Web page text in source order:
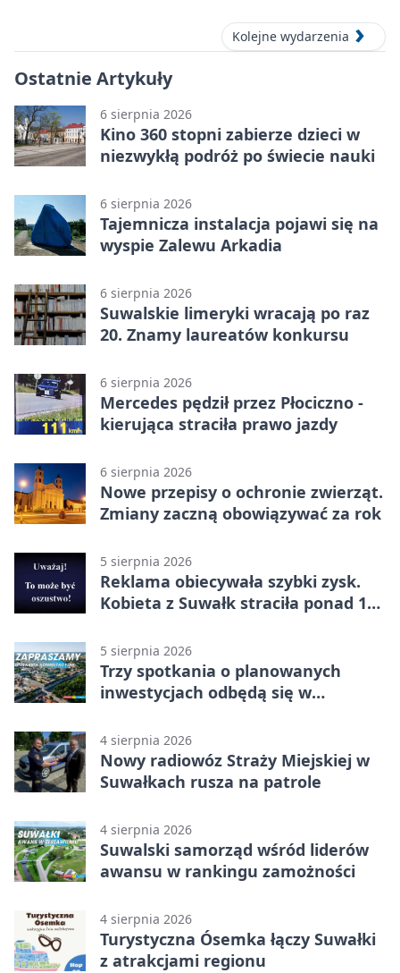
Kolejne wydarzenia
Ostatnie Artykuły
6 sierpnia 2026
Kino 360 stopni zabierze dzieci w
niezwykłą podróż po świecie nauki
6 sierpnia 2026
Tajemnicza instalacja pojawi się na
wyspie Zalewu Arkadia
6 sierpnia 2026
Suwalskie limeryki wracają po raz
20. Znamy laureatów konkursu
6 sierpnia 2026
Mercedes pędził przez Płociczno -
kierująca straciła prawo jazdy
6 sierpnia 2026
Nowe przepisy o ochronie zwierząt.
Zmiany zaczną obowiązywać za rok
5 sierpnia 2026
Reklama obiecywała szybki zysk.
Kobieta z Suwałk straciła ponad 190
5 sierpnia 2026
Trzy spotkania o planowanych
inwestycjach odbędą się w
4 sierpnia 2026
Nowy radiowóz Straży Miejskiej w
Suwałkach rusza na patrole
4 sierpnia 2026
Suwalski samorząd wśród liderów
awansu w rankingu zamożności
4 sierpnia 2026
Turystyczna Ósemka łączy Suwałki
z atrakcjami regionu